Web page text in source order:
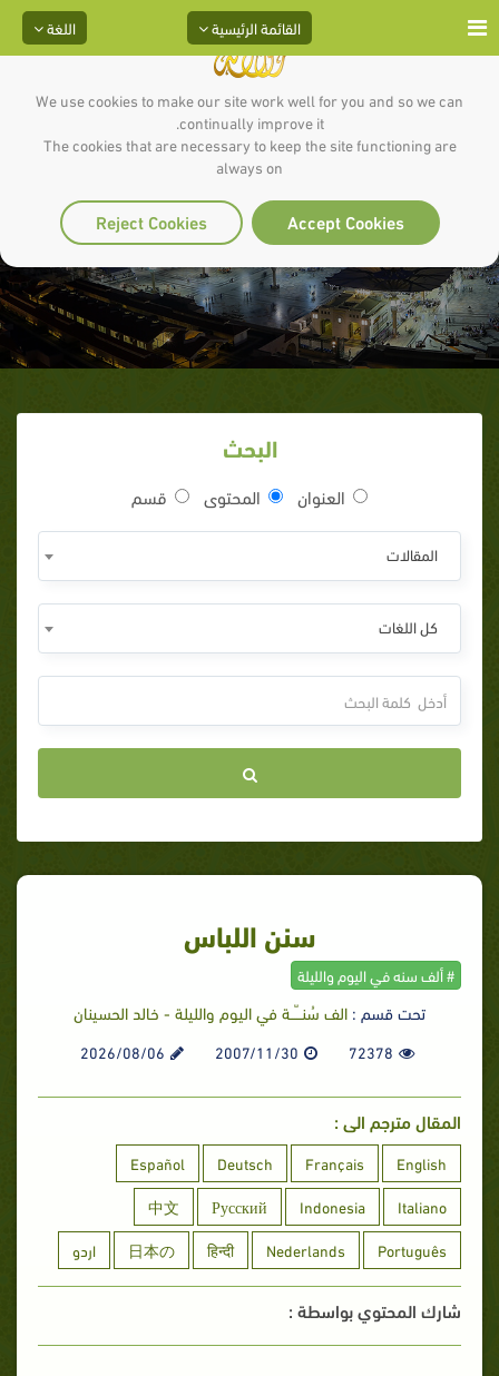
We use cookies to make our site work well for you and so we can
continually improve it.
The cookies that are necessary to keep the site functioning are
always on
Accept Cookies
Reject Cookies
اللغة القائمة الرئيسية
سنن اللباس
البحث
العنوان المحتوى قسم
المقالات
كل اللغات
سنن اللباس
# ألف سنه في اليوم والليلة
تحت قسم : الف سُنـــّــة في اليوم والليلة - خالد الحسينان
72378
2007/11/30
2026/08/06
المقال مترجم الى :
English
Français
Deutsch
Español
Italiano
Indonesia
Русский
中文
Português
Nederlands
हिन्दी
日本の اردو
شارك المحتوي بواسطة :